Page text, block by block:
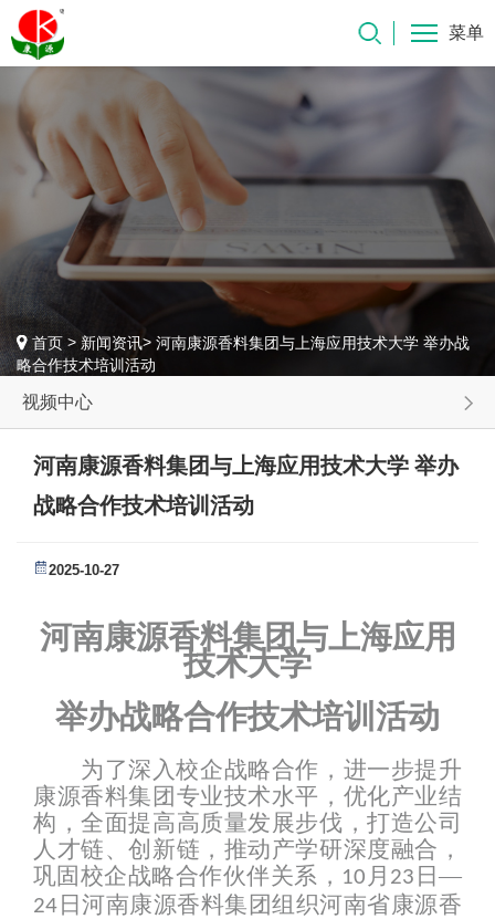
菜单
首页 > 新闻资讯> 河南康源香料集团与上海应用技术大学 举办战
略合作技术培训活动
视频中心
河南康源香料集团与上海应用技术大学 举办
战略合作技术培训活动
2025-10-27
河南康源香料集团与上海应用
技术大学
举办战略合作技术培训活动
为了深入校企战略合作，进一步提升
康源香料集团专业技术水平，优化产业结
构，全面提高高质量发展步伐，打造公司
人才链、创新链，推动产学研深度融合，
巩固校企战略合作伙伴关系， 10 月 23 日—
24 日河南康源香料集团组织河南省康源香